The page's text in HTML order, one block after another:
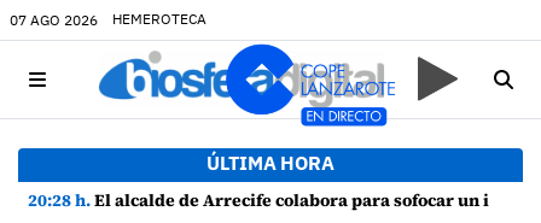
07 AGO 2026 HEMEROTECA
ÚLTIMA HORA
20:28 h.El alcalde de Arrecife colabora para sofocar un incendio en una vivienda de Playa Honda